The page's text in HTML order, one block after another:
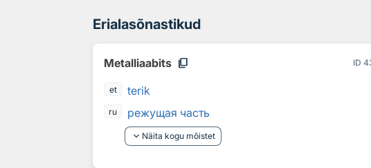
Erialasõnastikud
Metalliaabits content_copy ID
et terik
ru
режущая часть
keyboard_arrow_down Näita kogu mõistet